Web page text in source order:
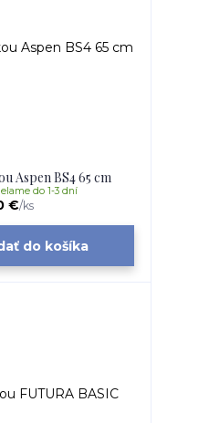
Aspen BS4 65 cm
€/ks
do 1-3 dní
do košíka